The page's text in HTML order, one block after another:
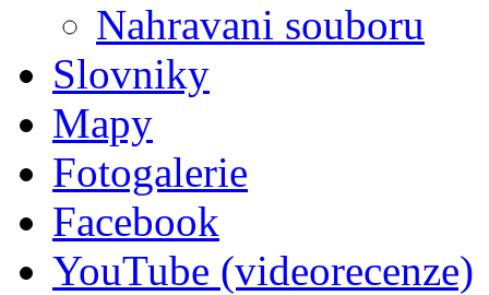
Nahravani souboru
Slovniky
Mapy
Fotogalerie
Facebook
YouTube (videorecenze)